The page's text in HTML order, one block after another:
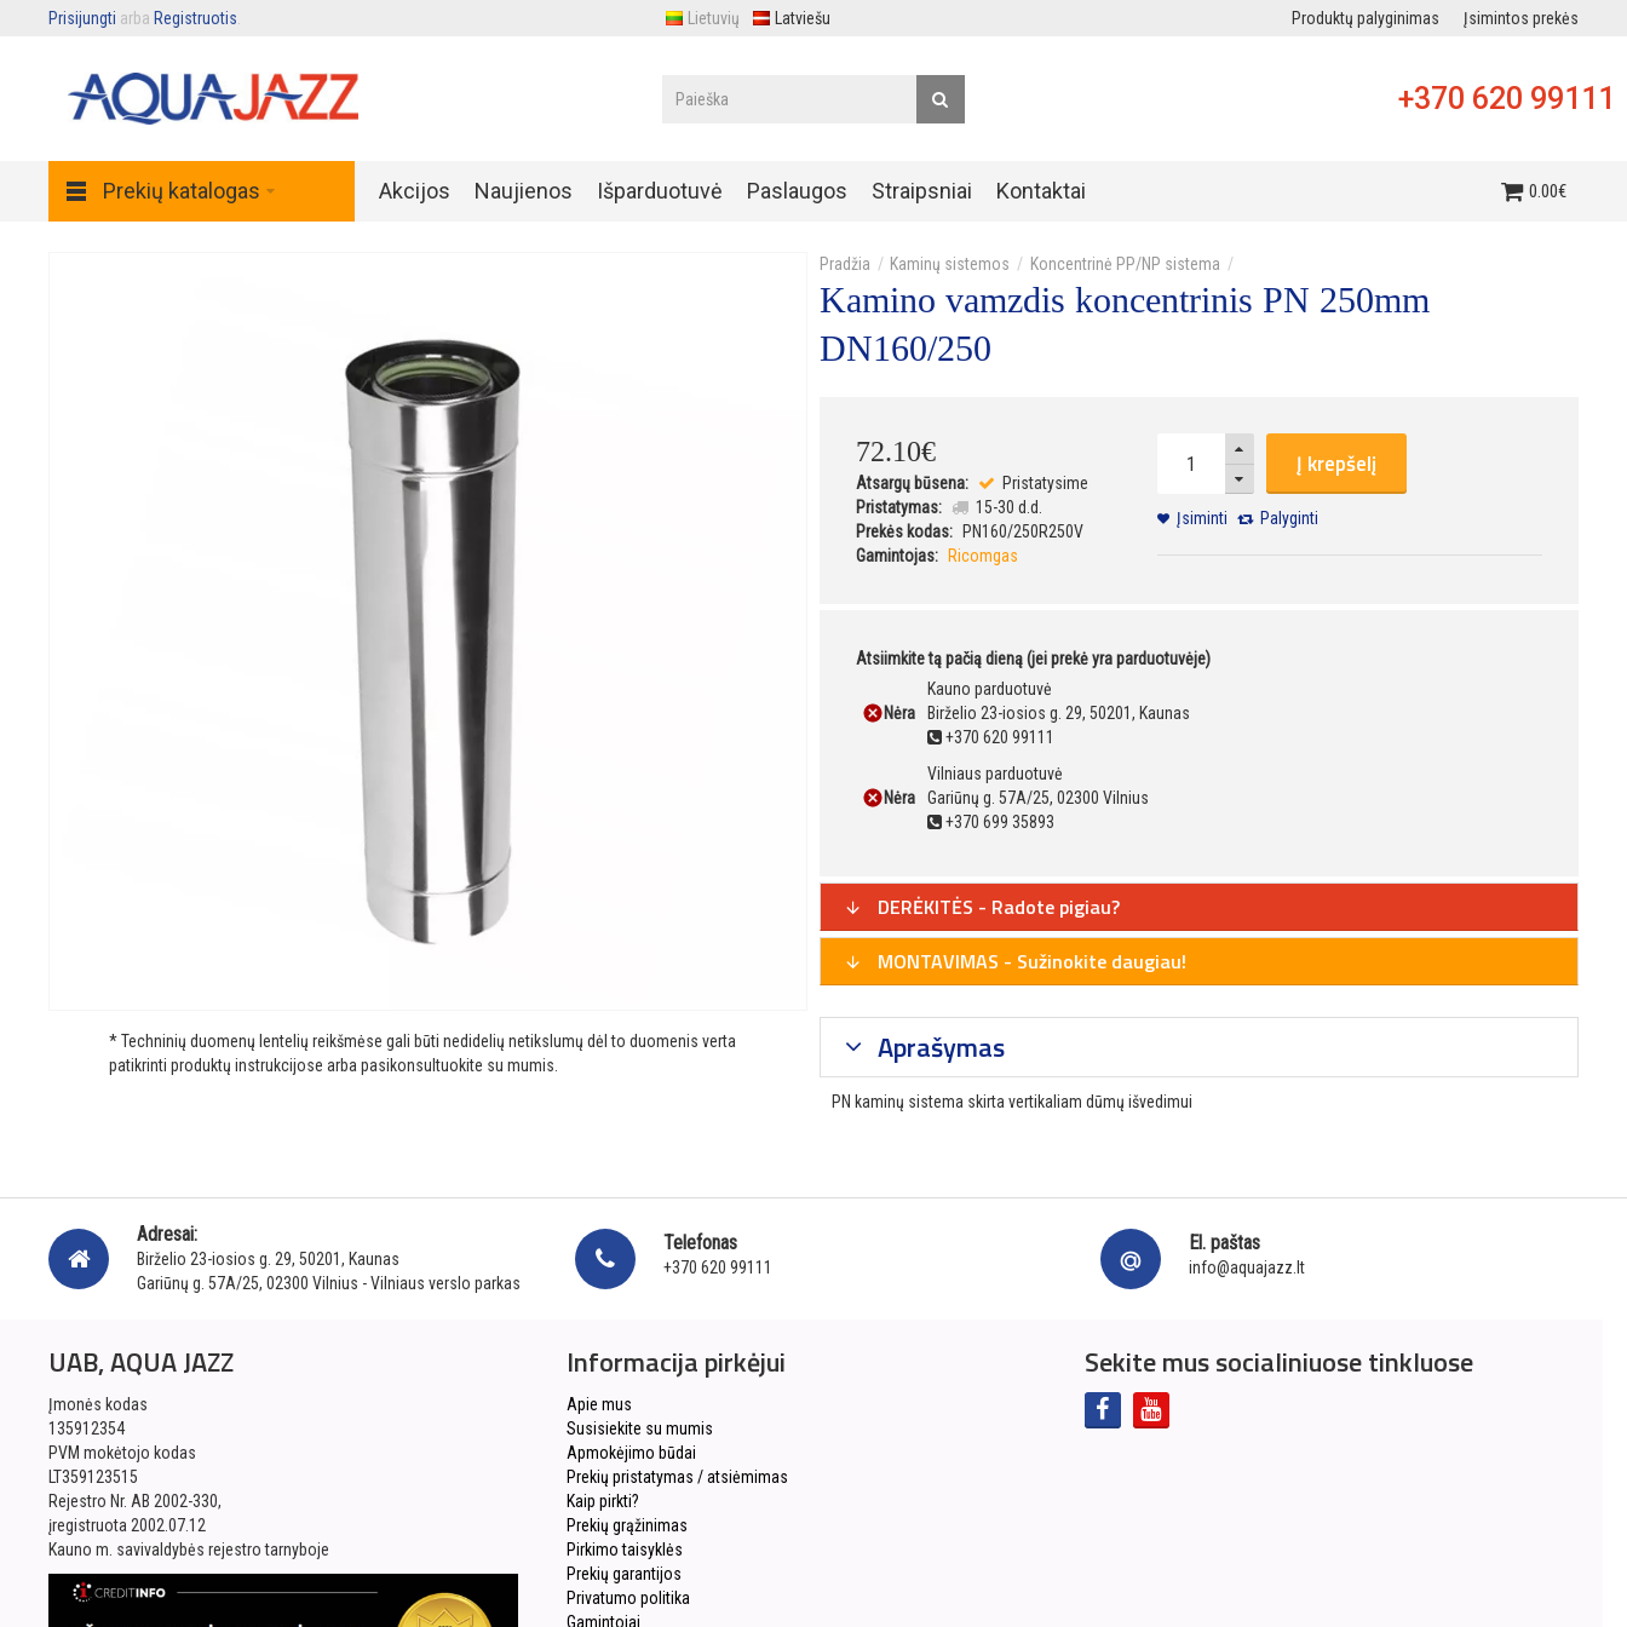
Prisijungti arba Registruotis Lietuvių Latviešu Produktų palyginimas Įsimintos prekės
+370 620 99111
Prekių katalogas Akcijos Naujienos Išparduotuvė Paslaugos Straipsniai Kontaktai 0.00€
Kaminų sistemos Koncentrinė PP/NP sistema
Kamino vamzdis koncentrinis PN 250mm
DN160/250
72.10€
Atsargų būsena:
Pristatysime
Pristatymas:
15-30 d.d.
Prekės kodas:
PN160/250R250V
Gamintojas:
Ricomgas
Į krepšelį
Įsiminti Palyginti
Atsiimkite tą pačią dieną (jei prekė yra parduotuvėje)
Nėra
Kauno parduotuvė
Birželio 23-iosios g. 29, 50201, Kaunas
+370 620 99111
Nėra
Vilniaus parduotuvė
Gariūnų g. 57A/25, 02300 Vilnius
+370 699 35893
DERĖKITĖS - Radote pigiau?
MONTAVIMAS - Sužinokite daugiau!
* Techninių duomenų lentelių reikšmėse gali būti nedidelių netikslumų dėl to duomenis verta
patikrinti produktų instrukcijose arba pasikonsultuokite su mumis.
Aprašymas
PN kaminų sistema skirta vertikaliam dūmų išvedimui
Adresai:
Birželio 23-iosios g. 29, 50201, Kaunas
Gariūnų g. 57A/25, 02300 Vilnius - Vilniaus verslo parkas
Telefonas
+370 620 99111
El. paštas
info@aquajazz.lt
UAB, AQUA JAZZ
Įmonės kodas
135912354
PVM mokėtojo kodas
LT359123515
Rejestro Nr. AB 2002-330,
įregistruota 2002.07.12
Kauno m. savivaldybės rejestro tarnyboje
Informacija pirkėjui
Apie mus
Susisiekite su mumis
Apmokėjimo būdai
Prekių pristatymas / atsiėmimas
Kaip pirkti?
Prekių grąžinimas
Pirkimo taisyklės
Prekių garantijos
Privatumo politika
Gamintojai
Sekite mus socialiniuose tinkluose